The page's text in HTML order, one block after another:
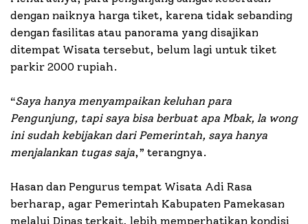
dengan naiknya harga tiket, karena tidak sebanding
dengan fasilitas atau panorama yang disajikan
ditempat Wisata tersebut, belum lagi untuk tiket
parkir 2000 rupiah.
“Saya hanya menyampaikan keluhan para
Pengunjung, tapi saya bisa berbuat apa Mbak, la wong
ini sudah kebijakan dari Pemerintah, saya hanya
menjalankan tugas saja,” terangnya.
Hasan dan Pengurus tempat Wisata Adi Rasa
berharap, agar Pemerintah Kabupaten Pamekasan
melalui Dinas terkait, lebih memperhatikan kondisi